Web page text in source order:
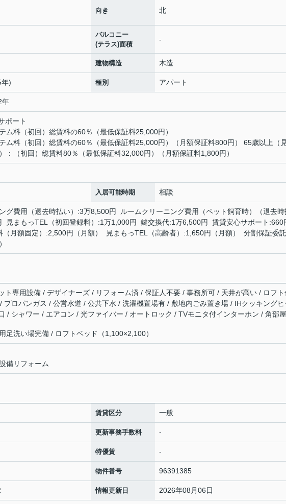
向き 北
バルコニー
(テラス)面積
-
建物構造 木造
) 種別 アパート
年
ポート
ム料（初回）総賃料の60％（最低保証料25,000円）
ム料（初回）総賃料の60％（最低保証料25,000円）（月額保証料800円） 65歳以上（
：（初回）総賃料80％（最低保証料32,000円）（月額保証料1,800円）
入居可能時期 相談
グ費用（退去時払い）:3万8,500円 ルームクリーニング費用（ペット飼育時）（退去時
見まもっTEL（初回登録料）:1万1,000円 鍵交換代:1万6,500円 賃貸安心サポート:660
（月額固定）:2,500円（月額） 見まもっTEL（高齢者）:1,650円（月額） 分割保証委託
ト専用設備 / デザイナーズ / リフォーム済 / 保証人不要 / 事務所可 / 天井が高い / ロフト
プロパンガス / 公営水道 / 公共下水 / 洗濯機置場有 / 敷地内ごみ置き場 / IHクッキングヒ
/ シャワー / エアコン / 光ファイバー / オートロック / TVモニタ付インターホン / 角部屋
足洗い場完備 / ロフトベッド（1,100×2,100）
備リフォーム
賃貸区分 一般
更新事務手数料 -
特優賃 -
物件番号 96391385
情報更新日 2026年08月06日